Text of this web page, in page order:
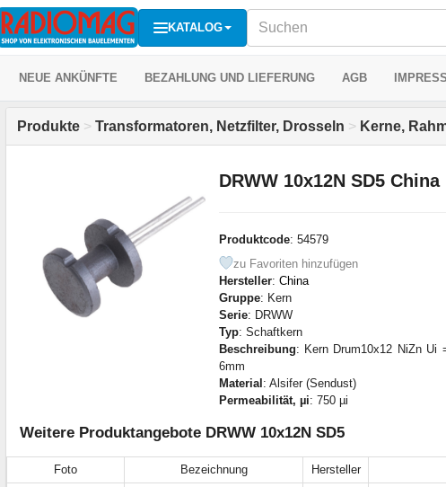
KATALOG
NEUE ANKÜNFTE BEZAHLUNG UND LIEFERUNG AGB
Produkte > Transformatoren, Netzfilter, Drosseln > Kerne,
DRWW 10x12N SD5 China
Produktcode: 54579
zu Favoriten hinzufügen
Hersteller: China
Gruppe: Kern
Serie: DRWW
Typ: Schaftkern
Beschreibung: Kern Drum10x12 NiZn Ui
6mm
Material : Alsifer (Sendust)
Permeabilität, µi: 750 µi
Weitere Produktangebote DRWW 10x12N SD5
Foto Bezeichnung Hersteller